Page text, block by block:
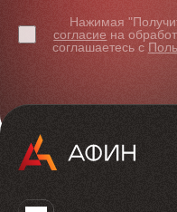
Нажимая
согласие на
соглашаетесь с